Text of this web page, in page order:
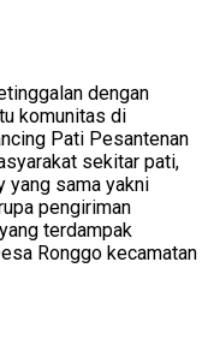
dengan
komunitas di
Pati Pesantenan
sekitar pati,
yang sama yakni
pengiriman
terdampak
Ronggo kecamatan